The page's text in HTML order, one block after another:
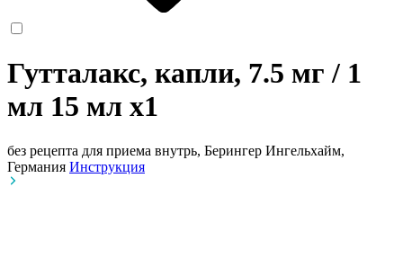
Гутталакс, капли, 7.5 мг / 1
мл 15 мл x1
без рецепта для приема внутрь, Берингер Ингельхайм,
Германия Инструкция